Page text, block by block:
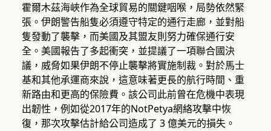
霍爾木茲海峽作為全球貿易的關鍵咽喉，局勢依然緊
張。伊朗警告船隻必須遵守特定的通行走廊，並對船
隻發動了襲擊，而美國及其盟友則努力確保通行安
全。美國報告了多起衝突，並提議了一項聯合國決
議，威脅如果伊朗不停止襲擊將實施制裁。對於馬士
基和其他承運商來說，這意味著更長的航行時間、重
新路由和更高的保險費。該公司此前曾在危機中表現
出韌性，例如從2017年的NotPetya網絡攻擊中恢
復，那次攻擊估計給公司造成了 3 億美元的損失。